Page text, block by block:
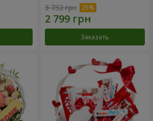
3 732 грн
Заказать